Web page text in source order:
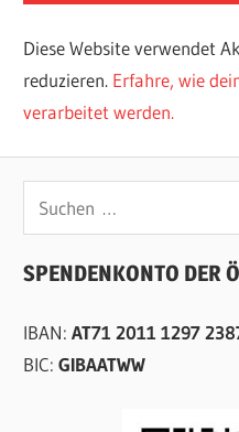
Diese Website verwendet
reduzieren. Erfahre, wie
verarbeitet werden.
SPENDENKONTO DER
IBAN:AT71 2011 1297
BIC:GIBAATWW